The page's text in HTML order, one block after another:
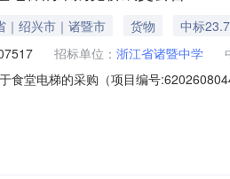
｜绍兴市｜诸暨市 货物
中标
招标单位： 浙江省诸暨中学
食堂电梯的采购（项目编号
0717:00二、采购单位信息采购单位名